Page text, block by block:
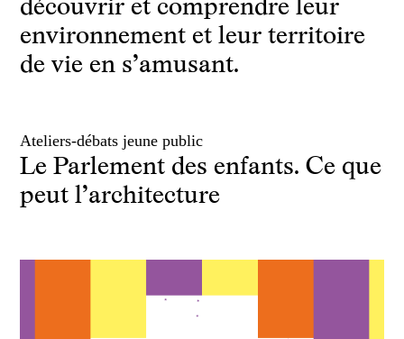
découvrir et comprendre leur
environnement et leur territoire
de vie en s’amusant.
Ateliers-débats jeune public
Le Parlement des enfants. Ce que
peut l’architecture